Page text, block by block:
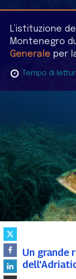
L’istituzione
Montenegro
Generale per
Tempo di
Un grande